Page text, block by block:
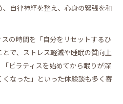
自律神経を整え、心身の緊張を和
の時間を「自分をリセットするひ
で、ストレス軽減や睡眠の質向上
ピラティスを始めてから眠りが深
なった」といった体験談も多く寄